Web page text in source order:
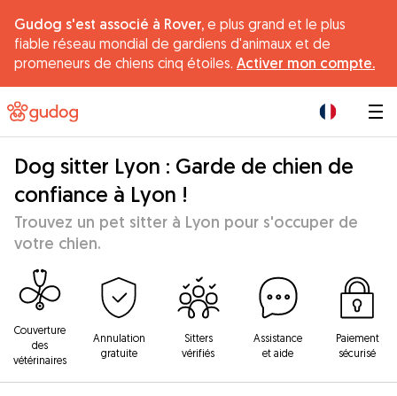
Gudog s'est associé à Rover, e plus grand et le plus
fiable réseau mondial de gardiens d'animaux et de
promeneurs de chiens cinq étoiles. Activer mon compte.
Dog sitter Lyon : Garde de chien de
confiance à Lyon !
Trouvez un pet sitter à Lyon pour s'occuper de
votre chien.
Couverture
des
vétérinaires
Annulation
gratuite
Sitters
vérifiés
Assistance
et aide
Paiement
sécurisé